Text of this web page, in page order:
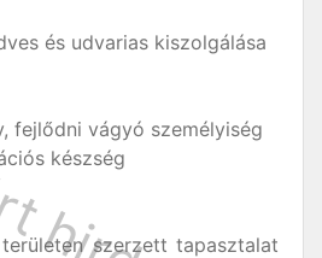
és udvarias kiszolgálása
fejlődni vágyó személyiség
készség
területen szerzett tapasztalat